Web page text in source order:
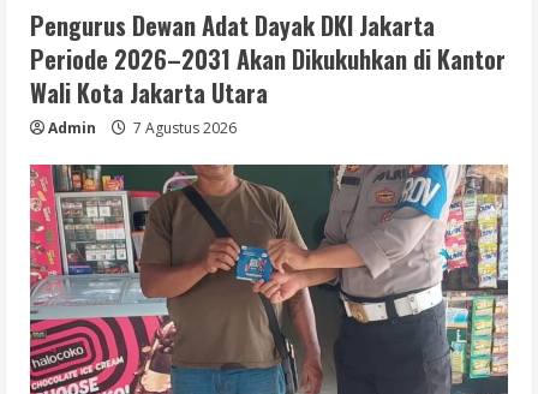
Pengurus Dewan Adat Dayak DKI Jakarta
Periode 2026–2031 Akan Dikukuhkan di Kantor
Wali Kota Jakarta Utara
Admin 7 Agustus 2026